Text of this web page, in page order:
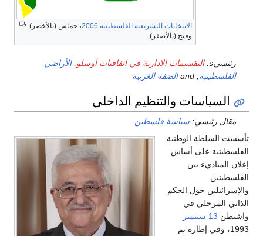
الانتخابات التشريعية الفلسطينية 2006
، حماس (بالأخضر)
وفتح (بالأصفر).
رئيسيs: التقسيمات الادارية في اتفاقيات أوسلو ,الأراضي
الفلسطينية , and الضفة الغربية
السياسات والتنظيم الداخلي
مقال رئيسي:سياسة فلسطين
تأسست السلطة الوطنية
الفلسطينية على أساس
إعلان المباديء بين
الفلسطينين
والإسرائيلين حول الحكم
الذاتي المرحلي في
واشنطن 13 سبتمبر
1993، وفي إطاره تم